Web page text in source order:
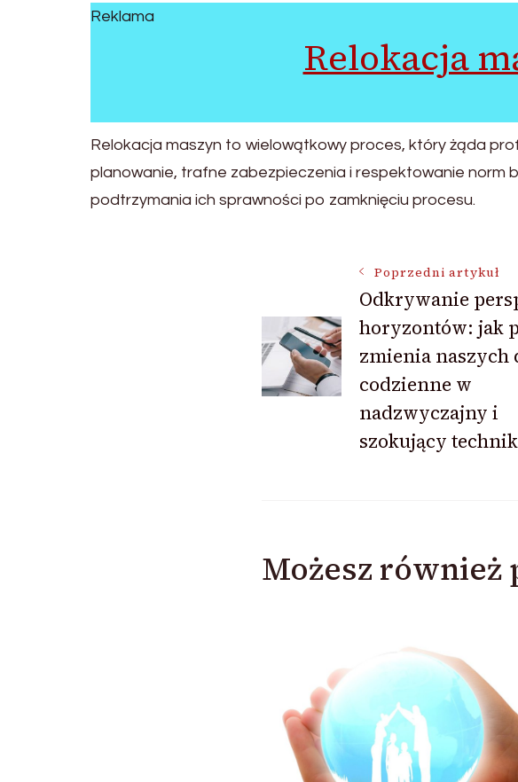
Reklama
Relokacja
Relokacja maszyn to wielowątkowy proces, który żąda
planowanie, trafne zabezpieczenia i respektowanie norm
podtrzymania ich sprawności po zamknięciu procesu.
Nawigacja
wpisu
Poprzedni artykuł
Odkrywanie
horyzontów: jak
zmienia naszych
codzienne w
nadzwyczajny i
szokujący
Możesz również